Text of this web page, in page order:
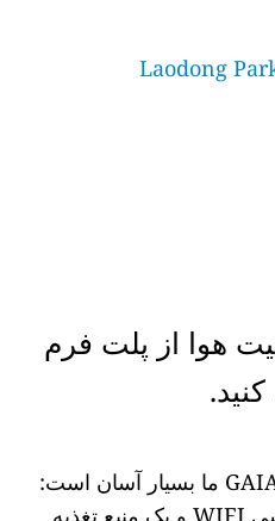
Laodong
هوا از پلت فرم
تنظیم مانیتورهای کیفیت هوا GAIA ما بسیار آسان است:
شما فقط به یک نقطه دسترسی WIFI و یک منبع تغذیه